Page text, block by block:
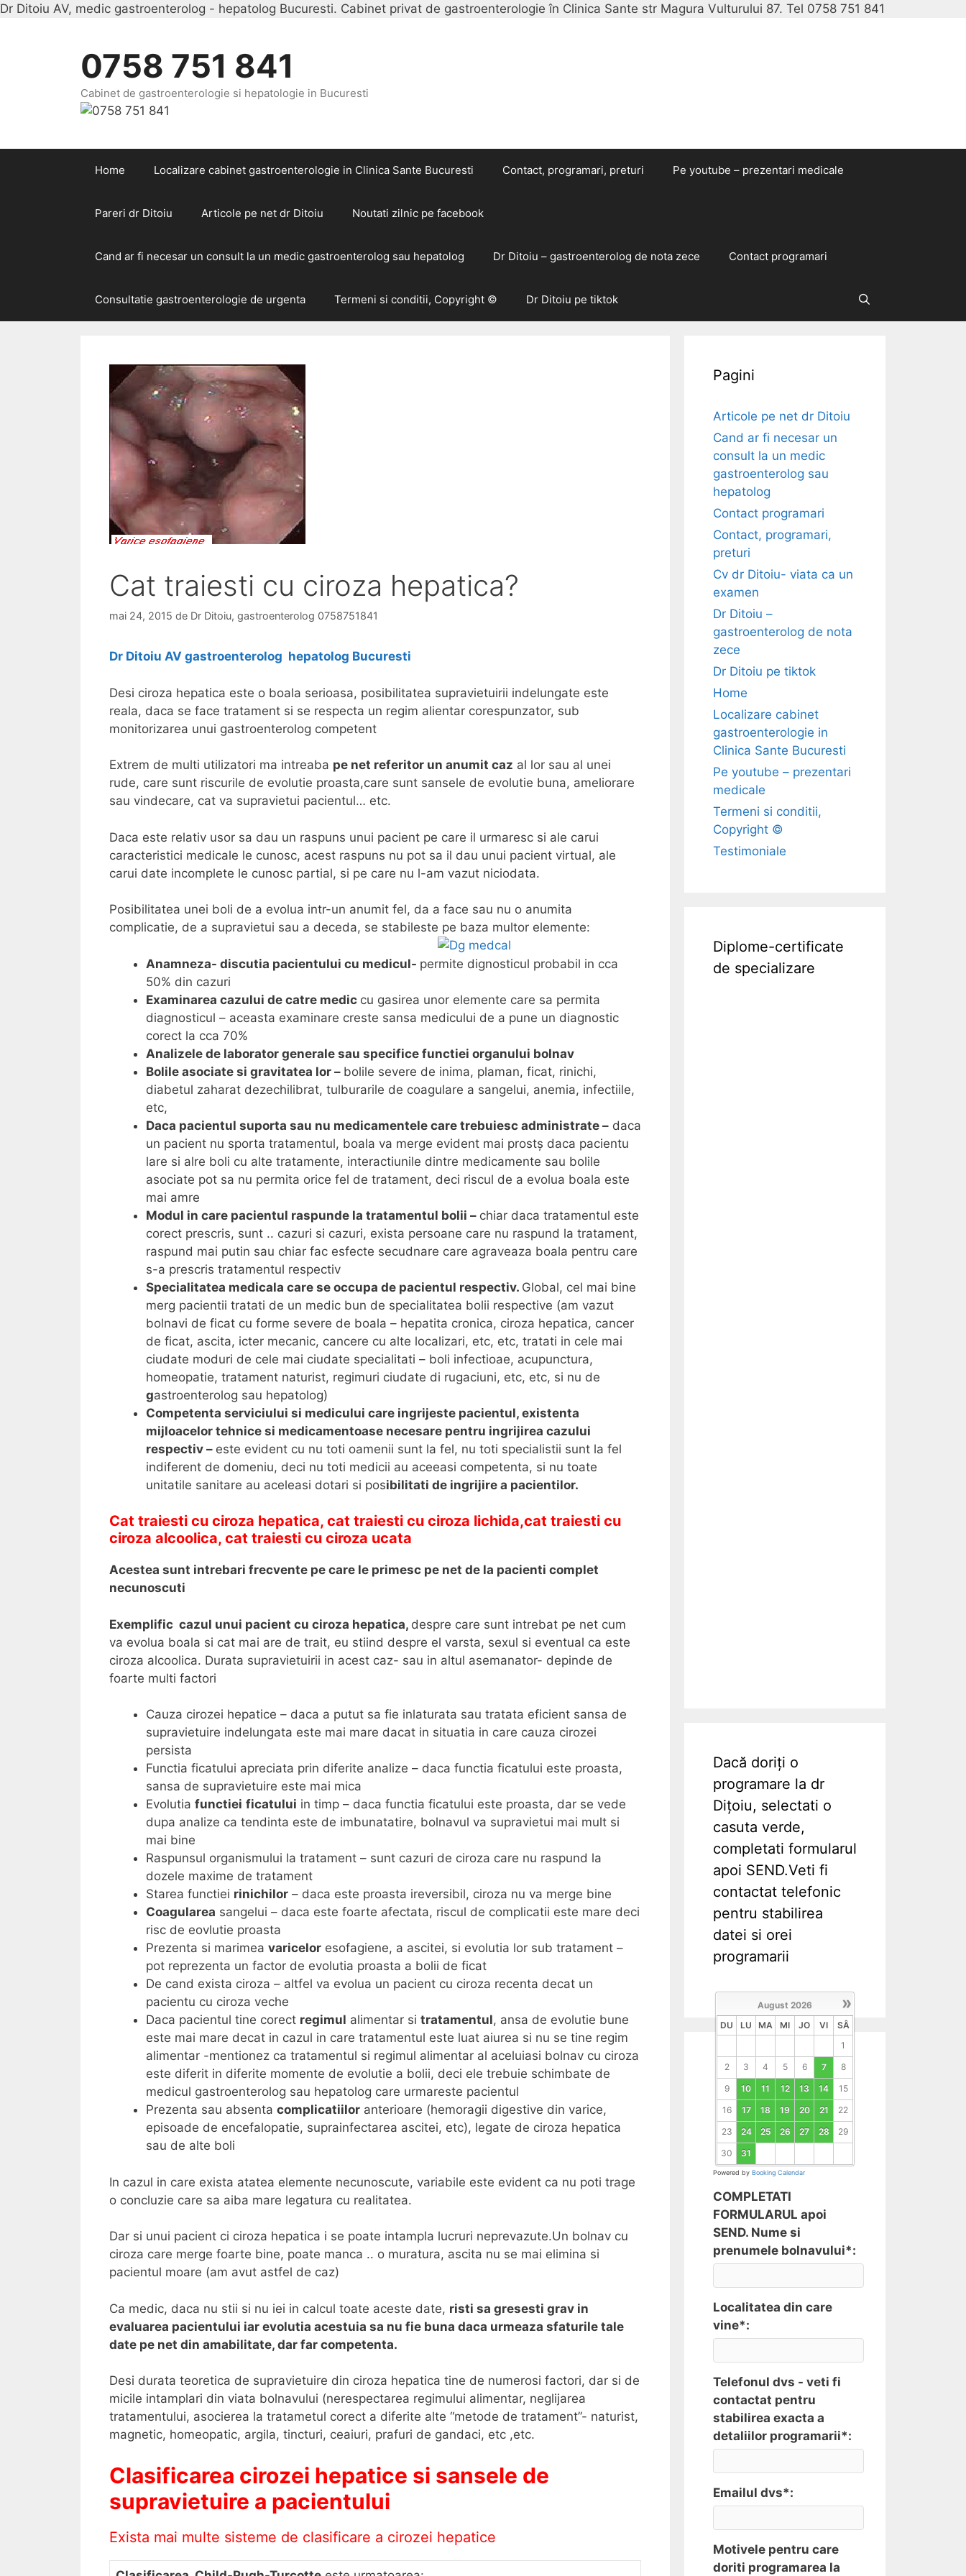
Dr Ditoiu AV, medic gastroenterolog - hepatolog Bucuresti. Cabinet privat de gastroenterologie în Clinica Sante str Magura Vulturului 87. Tel 0758 751 841
0758 751 841
Cabinet de gastroenterologie si hepatologie in Bucuresti
Home Localizare cabinet gastroenterologie in Clinica Sante Bucuresti Contact, programari, preturi Pe youtube – prezentari medicale
Pareri dr Ditoiu Articole pe net dr Ditoiu Noutati zilnic pe facebook
Cand ar fi necesar un consult la un medic gastroenterolog sau hepatolog Dr Ditoiu – gastroenterolog de nota zece Contact programari
Consultatie gastroenterologie de urgenta Termeni si conditii, Copyright © Dr Ditoiu pe tiktok
Cat traiesti cu ciroza hepatica?
mai 24, 2015 de Dr Ditoiu, gastroenterolog 0758751841
Dr Ditoiu AV gastroenterolog hepatolog Bucuresti
Desi ciroza hepatica este o boala serioasa, posibilitatea supravietuirii indelungate este
reala, daca se face tratament si se respecta un regim alientar corespunzator, sub
monitorizarea unui gastroenterolog competent
Extrem de multi utilizatori ma intreaba pe net referitor un anumit caz al lor sau al unei
rude, care sunt riscurile de evolutie proasta,care sunt sansele de evolutie buna, ameliorare
sau vindecare, cat va supravietui pacientul… etc.
Daca este relativ usor sa dau un raspuns unui pacient pe care il urmaresc si ale carui
caracteristici medicale le cunosc, acest raspuns nu pot sa il dau unui pacient virtual, ale
carui date incomplete le cunosc partial, si pe care nu l-am vazut niciodata.
Posibilitatea unei boli de a evolua intr-un anumit fel, da a face sau nu o anumita
complicatie, de a supravietui sau a deceda, se stabileste pe baza multor elemente:
Anamneza- discutia pacientului cu medicul- permite dignosticul probabil in cca
50% din cazuri
Examinarea cazului de catre medic cu gasirea unor elemente care sa permita
diagnosticul – aceasta examinare creste sansa medicului de a pune un diagnostic
corect la cca 70%
Analizele de laborator generale sau specifice functiei organului bolnav
Bolile asociate si gravitatea lor – bolile severe de inima, plaman, ficat, rinichi,
diabetul zaharat dezechilibrat, tulburarile de coagulare a sangelui, anemia, infectiile,
etc,
Daca pacientul suporta sau nu medicamentele care trebuiesc administrate – daca
un pacient nu sporta tratamentul, boala va merge evident mai prostș daca pacientu
lare si alre boli cu alte tratamente, interactiunile dintre medicamente sau bolile
asociate pot sa nu permita orice fel de tratament, deci riscul de a evolua boala este
mai amre
Modul in care pacientul raspunde la tratamentul bolii – chiar daca tratamentul este
corect prescris, sunt .. cazuri si cazuri, exista persoane care nu raspund la tratament,
raspund mai putin sau chiar fac esfecte secudnare care agraveaza boala pentru care
s-a prescris tratamentul respectiv
Specialitatea medicala care se occupa de pacientul respectiv. Global, cel mai bine
merg pacientii tratati de un medic bun de specialitatea bolii respective (am vazut
bolnavi de ficat cu forme severe de boala – hepatita cronica, ciroza hepatica, cancer
de ficat, ascita, icter mecanic, cancere cu alte localizari, etc, etc, tratati in cele mai
ciudate moduri de cele mai ciudate specialitati – boli infectioae, acupunctura,
homeopatie, tratament naturist, regimuri ciudate di rugaciuni, etc, etc, si nu de
gastroenterolog sau hepatolog)
Competenta serviciului si medicului care ingrijeste pacientul, existenta
mijloacelor tehnice si medicamentoase necesare pentru ingrijirea cazului
respectiv – este evident cu nu toti oamenii sunt la fel, nu toti specialistii sunt la fel
indiferent de domeniu, deci nu toti medicii au aceeasi competenta, si nu toate
unitatile sanitare au aceleasi dotari si posibilitati de ingrijire a pacientilor.
Cat traiesti cu ciroza hepatica, cat traiesti cu ciroza lichida,cat traiesti cu
ciroza alcoolica, cat traiesti cu ciroza ucata
Acestea sunt intrebari frecvente pe care le primesc pe net de la pacienti complet
necunoscuti
Exemplific cazul unui pacient cu ciroza hepatica, despre care sunt intrebat pe net cum
va evolua boala si cat mai are de trait, eu stiind despre el varsta, sexul si eventual ca este
ciroza alcoolica. Durata supravietuirii in acest caz- sau in altul asemanator- depinde de
foarte multi factori
Cauza cirozei hepatice – daca a putut sa fie inlaturata sau tratata eficient sansa de
supravietuire indelungata este mai mare dacat in situatia in care cauza cirozei
persista
Functia ficatului apreciata prin diferite analize – daca functia ficatului este proasta,
sansa de supravietuire este mai mica
Evolutia functiei ficatului in timp – daca functia ficatului este proasta, dar se vede
dupa analize ca tendinta este de imbunatatire, bolnavul va supravietui mai mult si
mai bine
Raspunsul organismului la tratament – sunt cazuri de ciroza care nu raspund la
dozele maxime de tratament
Starea functiei rinichilor – daca este proasta ireversibil, ciroza nu va merge bine
Coagularea sangelui – daca este foarte afectata, riscul de complicatii este mare deci
risc de eovlutie proasta
Prezenta si marimea varicelor esofagiene, a ascitei, si evolutia lor sub tratament –
pot reprezenta un factor de evolutia proasta a bolii de ficat
De cand exista ciroza – altfel va evolua un pacient cu ciroza recenta decat un
pacientu cu ciroza veche
Daca pacientul tine corect regimul alimentar si tratamentul, ansa de evolutie bune
este mai mare decat in cazul in care tratamentul este luat aiurea si nu se tine regim
alimentar -mentionez ca tratamentul si regimul alimentar al aceluiasi bolnav cu ciroza
este diferit in diferite momente de evolutie a bolii, deci ele trebuie schimbate de
medicul gastroenterolog sau hepatolog care urmareste pacientul
Prezenta sau absenta complicatiilor anterioare (hemoragii digestive din varice,
episoade de encefalopatie, suprainfectarea ascitei, etc), legate de ciroza hepatica
sau de alte boli
In cazul in care exista atatea elemente necunoscute, variabile este evident ca nu poti trage
o concluzie care sa aiba mare legatura cu realitatea.
Dar si unui pacient ci ciroza hepatica i se poate intampla lucruri neprevazute.Un bolnav cu
ciroza care merge foarte bine, poate manca .. o muratura, ascita nu se mai elimina si
pacientul moare (am avut astfel de caz)
Ca medic, daca nu stii si nu iei in calcul toate aceste date, risti sa gresesti grav in
evaluarea pacientului iar evolutia acestuia sa nu fie buna daca urmeaza sfaturile tale
date pe net din amabilitate, dar far competenta.
Desi durata teoretica de supravietuire din ciroza hepatica tine de numerosi factori, dar si de
micile intamplari din viata bolnavului (nerespectarea regimului alimentar, neglijarea
tratamentului, asocierea la tratametul corect a diferite alte “metode de tratament”- naturist,
magnetic, homeopatic, argila, tincturi, ceaiuri, prafuri de gandaci, etc ,etc.
Clasificarea cirozei hepatice si sansele de
supravietuire a pacientului
Exista mai multe sisteme de clasificare a cirozei hepatice
Pagini
Articole pe net dr Ditoiu
Cand ar fi necesar un
consult la un medic
gastroenterolog sau
hepatolog
Contact programari
Contact, programari,
preturi
Cv dr Ditoiu- viata ca un
examen
Dr Ditoiu –
gastroenterolog de nota
zece
Dr Ditoiu pe tiktok
Home
Localizare cabinet
gastroenterologie in
Clinica Sante Bucuresti
Pe youtube – prezentari
medicale
Termeni si conditii,
Copyright ©
Testimoniale
Diplome-certificate
de specializare
Dacă doriți o
programare la dr
Dițoiu, selectati o
casuta verde,
completati formularul
apoi SEND.Veti fi
contactat telefonic
pentru stabilirea
datei si orei
programarii
»
August 2026
DU
LU MA MI JO VI
SÂ
1
2
3 4 5 6 7
8
9
10 11 12 13 14
15
16
17 18 19 20 21
22
23
24 25 26 27 28
29
30
31
Powered by Booking Calendar
COMPLETATI
FORMULARUL apoi
SEND. Nume si
prenumele bolnavului*:
Localitatea din care
vine*:
Telefonul dvs - veti fi
contactat pentru
stabilirea exacta a
detaliilor programarii*:
Emailul dvs*:
Motivele pentru care
doriti programarea la